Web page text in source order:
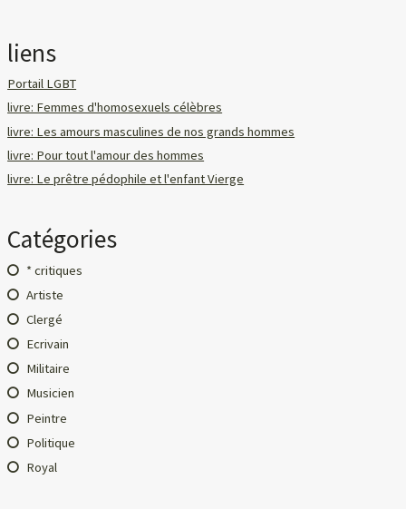
liens
Portail LGBT
livre: Femmes d'homosexuels célèbres
livre: Les amours masculines de nos grands hommes
livre: Pour tout l'amour des hommes
livre: Le prêtre pédophile et l'enfant Vierge
Catégories
* critiques
Artiste
Clergé
Ecrivain
Militaire
Musicien
Peintre
Politique
Royal